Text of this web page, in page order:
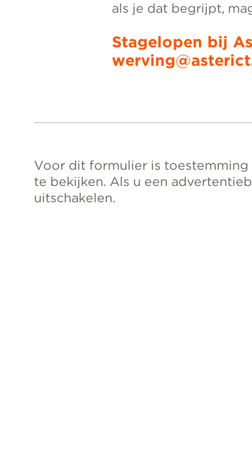
als je dat begrijpt,
Stagelopen bij
Voor dit formulier is
te bekijken. Als u een
uitschakelen.